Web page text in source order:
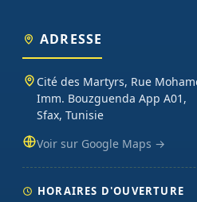
modules (température, distance,
(moteurs, drivers, kits 2WD/4WD),
oscilloscopes), impression 3D et
français, exemples de code prêts à
sur chaque commande.
ADRESSE
Cité des Martyrs, Rue
Imm. Bouzguenda App A01,
Sfax, Tunisie
Voir sur Google Maps →
HORAIRES D'OUVERTURE